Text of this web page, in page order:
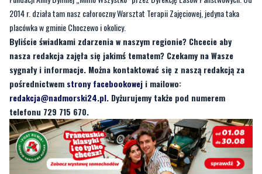
nasza redakcja zajęła się jakimś tematem? Czekamy na Wasze
sygnały i informacje. Można kontaktować się z naszą redakcją za
pośrednictwemstrony facebookoweji mailowo:
redakcja@nadmorski24.pl. Dyżurujemy także pod numerem
telefonu 729 715 670.